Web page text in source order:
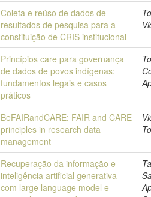
Coleta e reúso de dados de
resultados de pesquisa para a
constituição de CRIS institucional
Princípios care para governança
de dados de povos indígenas:
fundamentos legais e casos
práticos
BeFAIRandCARE: FAIR and CARE
principles in research data
management
Recuperação da informação e
inteligência artificial generativa
com large language model e